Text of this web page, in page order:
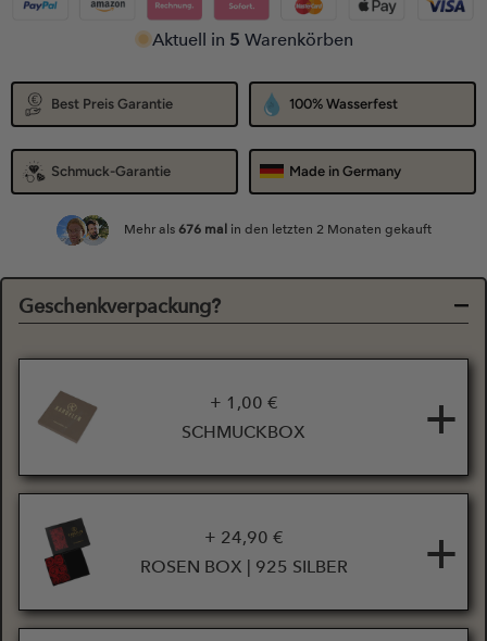
Aktuell in 5 Warenkörben
Best Preis Garantie 100% Wasserfest
Schmuck-Garantie Made in Germany
Mehr als 676 malin den letzten 2 Monaten gekauft
Geschenkverpackung?
+ 1,00 €
SCHMUCKBOX
+
+ 24,90 €
ROSEN BOX | 925 SILBER
+